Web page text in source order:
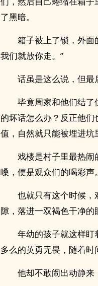
了黑暗。
箱子被上了锁，外面
我们就放你走。”
话虽是这么说，但最
毕竟周家和他们结了
的坏话怎么办？反正他
值，自然就只能被埋进坑
戏楼是村子里最热
嗓，便是观众们的喝彩声。
也就只有这个时候
隙，落进一双褐色干净的
年幼的孩子就这样
多么的英勇无畏，随着时
他却不敢闹出动静来